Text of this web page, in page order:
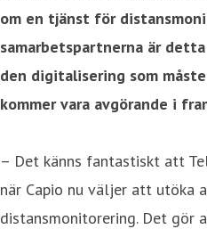
om en tjänst för
samarbetspartnerna är
den digitalisering som
kommer vara avgörande i
– Det känns fantastiskt att
när Capio nu väljer att utöka
distansmonitorering. Det gör